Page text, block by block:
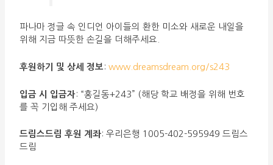
파나마 정글 속 인디언 아이들의 환한 미소와 새로운 내일을
위해 지금 따뜻한 손길을 더해주세요.
후원하기 및 상세 정보 :www.dreamsdream.org/s243
입금 시 입금자 : “홍길동+243” (해당 학교 배정을 위해 번호
를 꼭 기입해 주세요)
드림스드림 후원 계좌: 우리은행 1005-402-595949 드림스
드림